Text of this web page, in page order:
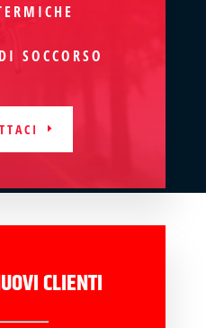
SOCCORSO
CLIENTI